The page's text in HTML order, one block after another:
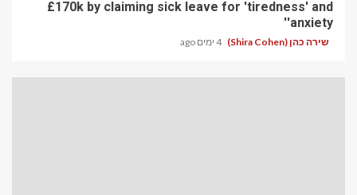
£170k by claiming sick leave for 'tiredness' and
'anxiety'
שירה כהן (Shira Cohen) 4 ימים ago